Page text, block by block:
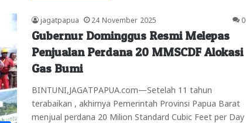
jagatpapua 24 November 2025 0
Gubernur Dominggus Resmi Melepas
Penjualan Perdana 20 MMSCDF Alokasi
Gas Bumi
BINTUNI,JAGATPAPUA.com—Setelah 11 tahun
terabaikan , akhirnya Pemerintah Provinsi Papua Barat
menjual perdana 20 Milion Standard Cubic Feet per Day